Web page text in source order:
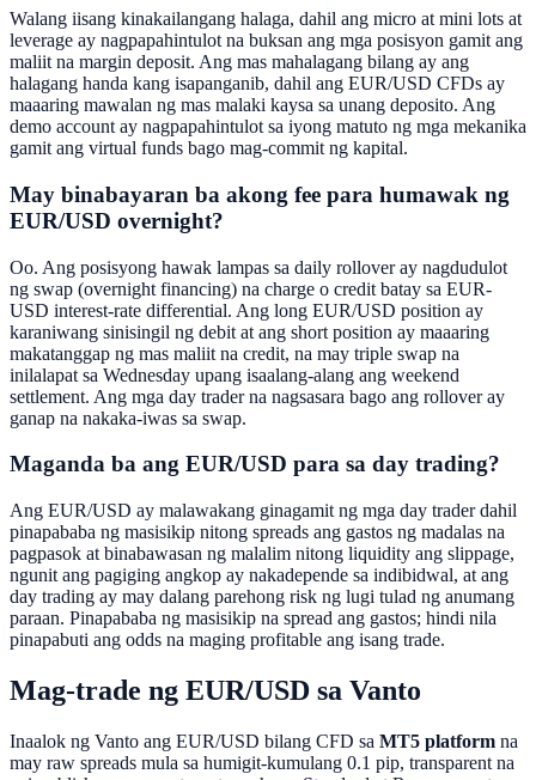
Walang iisang kinakailangang halaga, dahil ang micro at mini lots at
leverage ay nagpapahintulot na buksan ang mga posisyon gamit ang
maliit na margin deposit. Ang mas mahalagang bilang ay ang
halagang handa kang isapanganib, dahil ang EUR/USD CFDs ay
maaaring mawalan ng mas malaki kaysa sa unang deposito. Ang
demo account ay nagpapahintulot sa iyong matuto ng mga mekanika
gamit ang virtual funds bago mag-commit ng kapital.
May binabayaran ba akong fee para humawak ng
EUR/USD overnight?
Oo. Ang posisyong hawak lampas sa daily rollover ay nagdudulot
ng swap (overnight financing) na charge o credit batay sa EUR-
USD interest-rate differential. Ang long EUR/USD position ay
karaniwang sinisingil ng debit at ang short position ay maaaring
makatanggap ng mas maliit na credit, na may triple swap na
inilalapat sa Wednesday upang isaalang-alang ang weekend
settlement. Ang mga day trader na nagsasara bago ang rollover ay
ganap na nakaka-iwas sa swap.
Maganda ba ang EUR/USD para sa day trading?
Ang EUR/USD ay malawakang ginagamit ng mga day trader dahil
pinapababa ng masisikip nitong spreads ang gastos ng madalas na
pagpasok at binabawasan ng malalim nitong liquidity ang slippage,
ngunit ang pagiging angkop ay nakadepende sa indibidwal, at ang
day trading ay may dalang parehong risk ng lugi tulad ng anumang
paraan. Pinapababa ng masisikip na spread ang gastos; hindi nila
pinapabuti ang odds na maging profitable ang isang trade.
Mag-trade ng EUR/USD sa Vanto
Inaalok ng Vanto ang EUR/USD bilang CFD sa MT5 platform na
may raw spreads mula sa humigit-kumulang 0.1 pip, transparent na